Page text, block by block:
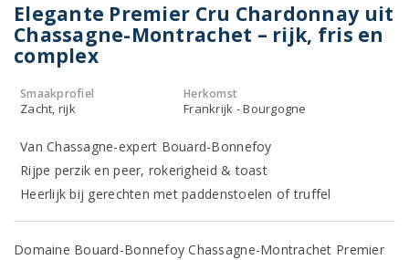
Elegante Premier Cru Chardonnay uit
Chassagne-Montrachet – rijk, fris en
complex
Smaakprofiel
Zacht, rijk
Herkomst
Frankrijk - Bourgogne
Van Chassagne-expert Bouard-Bonnefoy
Rijpe perzik en peer, rokerigheid & toast
Heerlijk bij gerechten met paddenstoelen of truffel
Domaine Bouard-Bonnefoy Chassagne-Montrachet Premier